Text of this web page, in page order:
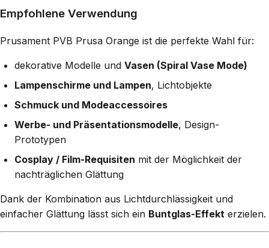
Empfohlene Verwendung
Prusament PVB Prusa Orange ist die perfekte Wahl für:
dekorative Modelle und Vasen (Spiral Vase Mode)
Lampenschirme und Lampen, Lichtobjekte
Schmuck und Modeaccessoires
Werbe- und Präsentationsmodelle, Design-
Prototypen
Cosplay / Film-Requisiten mit der Möglichkeit der
nachträglichen Glättung
Dank der Kombination aus Lichtdurchlässigkeit und
einfacher Glättung lässt sich ein Buntglas-Effekt erzielen.